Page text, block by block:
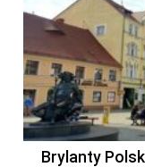
Brylanty